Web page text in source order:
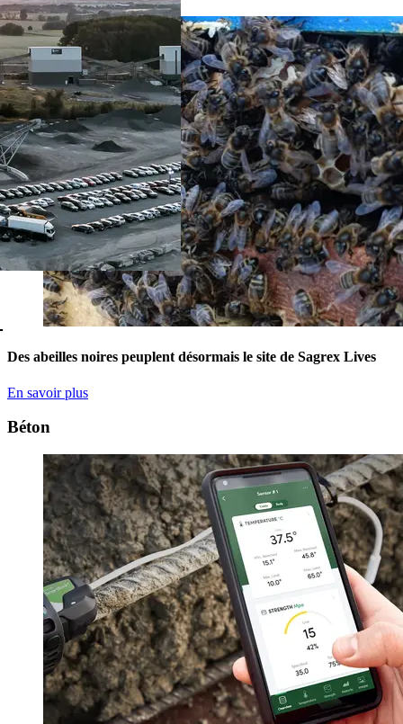
Des abeilles noires peuplent désormais le site de Sagrex Lives
En savoir plus
Béton